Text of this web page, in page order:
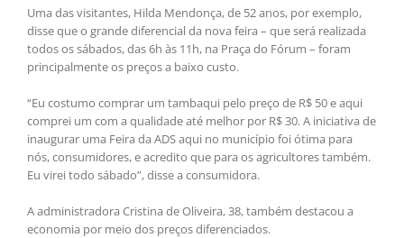
Uma das visitantes, Hilda Mendonça, de 52 anos, por exemplo,
disse que o grande diferencial da nova feira – que será realizada
todos os sábados, das 6h às 11h, na Praça do Fórum – foram
principalmente os preços a baixo custo.
“Eu costumo comprar um tambaqui pelo preço de R$ 50 e aqui
comprei um com a qualidade até melhor por R$ 30. A iniciativa de
inaugurar uma Feira da ADS aqui no município foi ótima para
nós, consumidores, e acredito que para os agricultores também.
Eu virei todo sábado”, disse a consumidora.
A administradora Cristina de Oliveira, 38, também destacou a
economia por meio dos preços diferenciados.